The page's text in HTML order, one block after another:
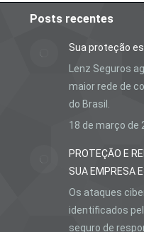
Posts recentes
Sua proteção
Lenz Seguros
maior rede de
do Brasil.
18 de março de
PROTEÇÃO E
SUA EMPRESA
Os ataques
identificados
seguro de